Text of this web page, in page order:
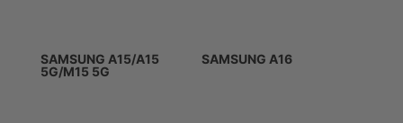
SAMSUNG A15/A15
5G/M15 5G
SAMSUNG A16